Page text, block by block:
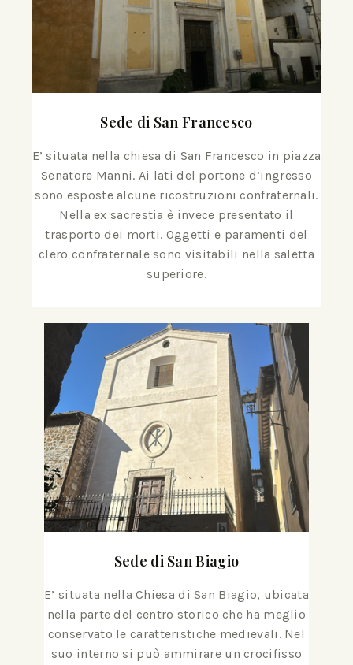
Sede di San Francesco
E’ situata nella chiesa di San Francesco in piazza
Senatore Manni. Ai lati del portone d’ingresso
sono esposte alcune ricostruzioni confraternali.
Nella ex sacrestia è invece presentato il
trasporto dei morti. Oggetti e paramenti del
clero confraternale sono visitabili nella saletta
superiore.
Sede di San Biagio
E’ situata nella Chiesa di San Biagio, ubicata
nella parte del centro storico che ha meglio
conservato le caratteristiche medievali. Nel
suo interno si può ammirare un crocifisso